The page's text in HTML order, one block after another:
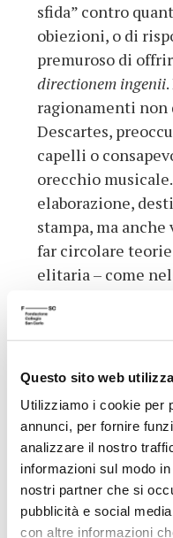
Questo sito web
Utilizziamo i cookie per
annunci, per fornire
analizzare il nostro
informazioni sul modo
nostri partner che si
pubblicità e social
con altre informazioni
sfida” contro
obiezioni, o di
premuroso di
directionem ingenii
ragionamenti non
Descartes,
capelli o
orecchio
elaborazione,
stampa, ma
far circolare
elitaria – come
delle verità
mezzo unico per
ebbe la “nuova
Lettres.
alimentare nuove
che ha il pregio di
più viva e
controtendenza
semplicistiche e